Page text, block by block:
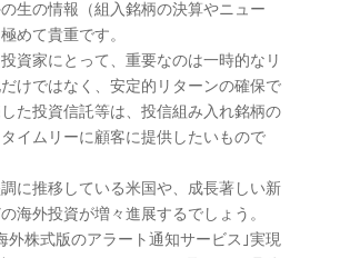
生の情報（組入銘柄の決算やニュー
めて貴重です。
資家にとって、重要なのは一時的なリ
けではなく、安定的リターンの確保で
た投資信託等は、投信組み入れ銘柄の
イムリーに顧客に提供したいもので
に推移している米国や、成長著しい新
海外投資が増々進展するでしょう。
外株式版のアラート通知サービス｣実現